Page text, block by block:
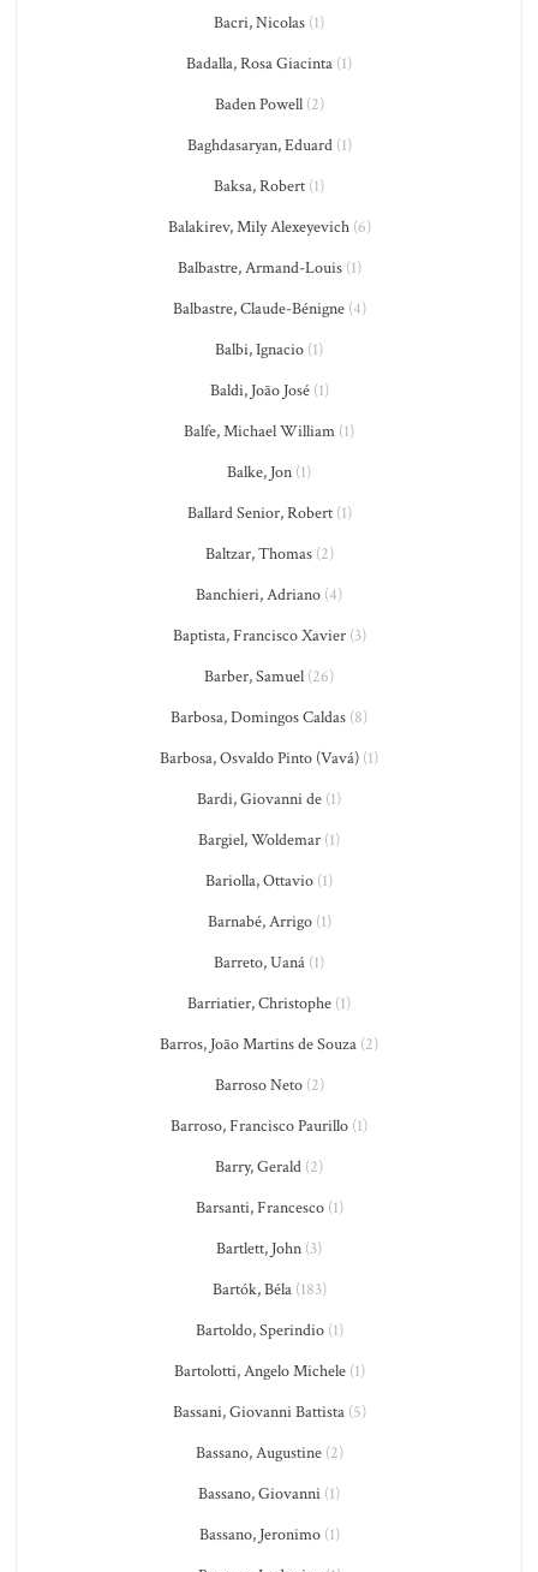
Bacri, Nicolas (1)
Badalla, Rosa Giacinta (1)
Baden Powell(2)
Baghdasaryan, Eduard(1)
Baksa, Robert (1)
Balakirev, Mily Alexeyevich(6)
Balbastre, Armand-Louis(1)
Balbastre, Claude-Bénigne(4)
Balbi, Ignacio (1)
Baldi, João José(1)
Balfe, Michael William (1)
Balke, Jon (1)
Ballard Senior, Robert(1)
Baltzar, Thomas(2)
Banchieri, Adriano (4)
Baptista, Francisco Xavier(3)
Barber, Samuel (26)
Barbosa, Domingos Caldas (8)
Barbosa, Osvaldo Pinto (Vavá) (1)
Bardi, Giovanni de (1)
Bargiel, Woldemar (1)
Bariolla, Ottavio (1)
Barnabé, Arrigo(1)
Barreto, Uaná (1)
Barriatier, Christophe (1)
Barros, João Martins de Souza (2)
Barroso Neto(2)
Barroso, Francisco Paurillo (1)
Barry, Gerald (2)
Barsanti, Francesco(1)
Bartlett, John (3)
Bartók, Béla(183)
Bartoldo, Sperindio(1)
Bartolotti, Angelo Michele(1)
Bassani, Giovanni Battista(5)
Bassano, Augustine(2)
Bassano, Giovanni (1)
Bassano, Jeronimo(1)